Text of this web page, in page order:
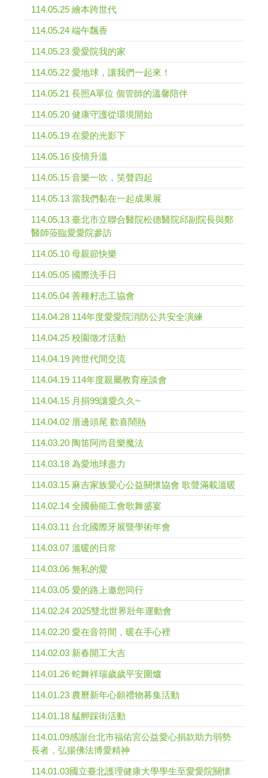
114.05.25 繪本跨世代
114.05.24 端午飄香
114.05.23 愛愛院我的家
114.05.22 愛地球，讓我們一起來！
114.05.21 長照A單位 個管師的溫馨陪伴
114.05.20 健康守護從環境開始
114.05.19 在愛的光影下
114.05.16 疫情升溫
114.05.15 音樂一吹，笑聲四起
114.05.13 當我們黏在一起成果展
114.05.13 臺北市立聯合醫院松德醫院邱副院長與鄭
醫師蒞臨愛愛院參訪
114.05.10 母親節快樂
114.05.05 國際洗手日
114.05.04 善種籽志工協會
114.04.28 114年度愛愛院消防公共安全演練
114.04.25 校園徵才活動
114.04.19 跨世代間交流
114.04.19 114年度親屬教育座談會
114.04.15 月捐99讓愛久久~
114.04.02 厝邊頭尾 歡喜鬧熱
114.03.20 陶笛阿尚音樂魔法
114.03.18 為愛地球盡力
114.03.15 麻吉家族愛心公益關懷協會 歌聲滿載溫暖
114.02.14 全國藝能工會歌舞盛宴
114.03.11 台北國際牙展暨學術年會
114.03.07 溫暖的日常
114.03.06 無私的愛
114.03.05 愛的路上邀您同行
114.02.24 2025雙北世界壯年運動會
114.02.20 愛在音符間，暖在手心裡
114.02.03 新春開工大吉
114.01.26 蛇舞祥瑞歲歲平安圍爐
114.01.23 農曆新年心願禮物募集活動
114.01.18 艋舺踩街活動
114.01.09感謝台北市福佑宮公益愛心捐款助力弱勢
長者，弘揚佛法博愛精神
114.01.03國立臺北護理健康大學學生至愛愛院關懷